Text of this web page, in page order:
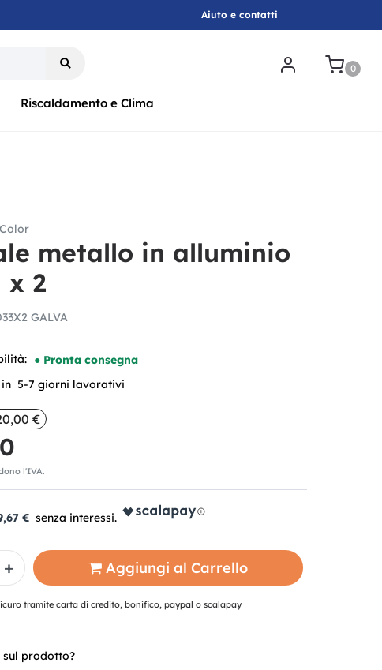
Aiuto e contatti
0
Riscaldamento e Clima
metallo in alluminio
x 2
GALVA
● Pronta consegna
in 5-7 giorni lavorativi
€
l'IVA.
€
Aggiungi al Carrello
tramite carta di credito, bonifico, paypal o scalapay
sul prodotto?